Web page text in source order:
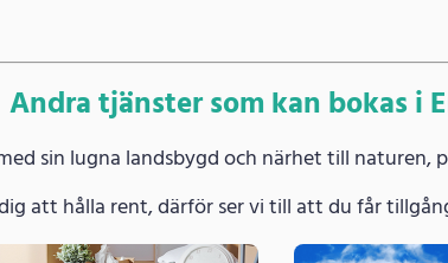
Andra tjänster som kan bokas i
sin lugna landsbygd och närhet till
att hålla rent, därför ser vi till att du får